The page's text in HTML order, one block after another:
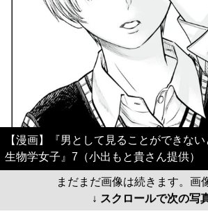
【漫画】『男として見ることができな
生物学女子』7（小出もと貴さん提供）
まだまだ画像は続きます。画
↓ スクロールで次の写